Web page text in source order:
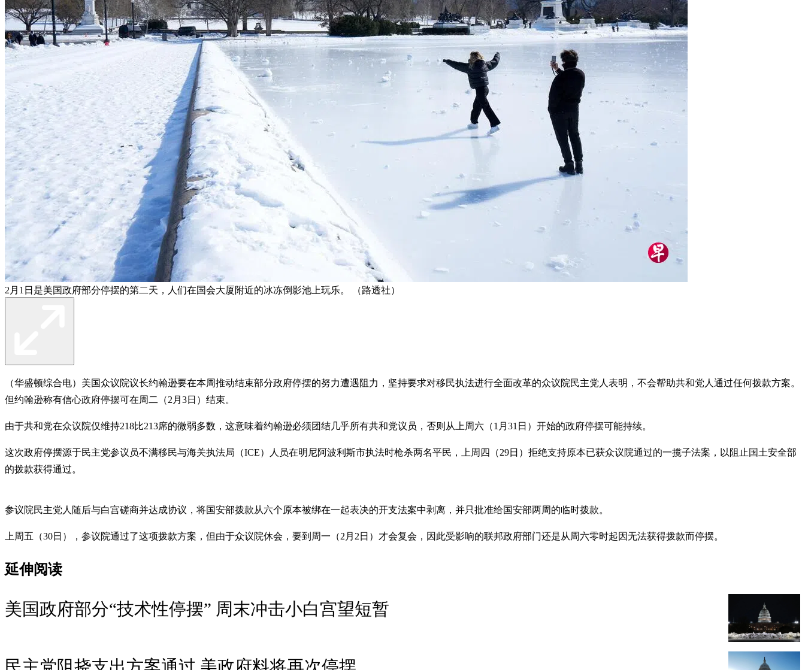
2月1日是美国政府部分停摆的第二天，人们在国会大厦附近的冰冻倒影池上玩乐。 （路透社）
（华盛顿综合电）美国众议院议长约翰逊要在本周推动结束部分政府停摆的努力遭遇阻力，坚持要求对移民执法进行全面改革的众议院民主党人表明，不会帮助共和党人通过任何拨款方案。
但约翰逊称有信心政府停摆可在周二（2月3日）结束。
由于共和党在众议院仅维持218比213席的微弱多数，这意味着约翰逊必须团结几乎所有共和党议员，否则从上周六（1月31日）开始的政府停摆可能持续。
这次政府停摆源于民主党参议员不满移民与海关执法局（ICE）人员在明尼阿波利斯市执法时枪杀两名平民，上周四（29日）拒绝支持原本已获众议院通过的一揽子法案，以阻止国土安全部
的拨款获得通过。
参议院民主党人随后与白宫磋商并达成协议，将国安部拨款从六个原本被绑在一起表决的开支法案中剥离，并只批准给国安部两周的临时拨款。
上周五（30日），参议院通过了这项拨款方案，但由于众议院休会，要到周一（2月2日）才会复会，因此受影响的联邦政府部门还是从周六零时起因无法获得拨款而停摆。
延伸阅读
美国政府部分“技术性停摆” 周末冲击小白宫望短暂